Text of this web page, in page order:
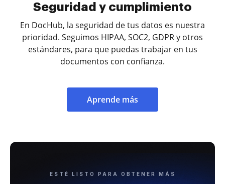
Seguridad y cumplimiento
En DocHub, la seguridad de tus datos es nuestra
prioridad. Seguimos HIPAA, SOC2, GDPR y otros
estándares, para que puedas trabajar en tus
documentos con confianza.
Aprende más
ESTÉ LISTO PARA OBTENER MÁS